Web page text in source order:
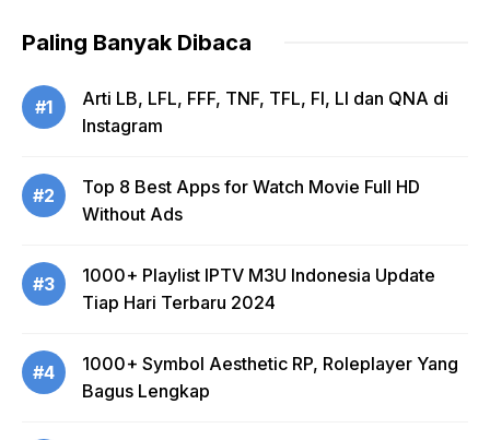
Paling Banyak Dibaca
#1
Arti LB, LFL, FFF, TNF, TFL, FI, LI dan QNA di
Instagram
#2
Top 8 Best Apps for Watch Movie Full HD
Without Ads
#3
1000+ Playlist IPTV M3U Indonesia Update
Tiap Hari Terbaru 2024
#4
1000+ Symbol Aesthetic RP, Roleplayer Yang
Bagus Lengkap